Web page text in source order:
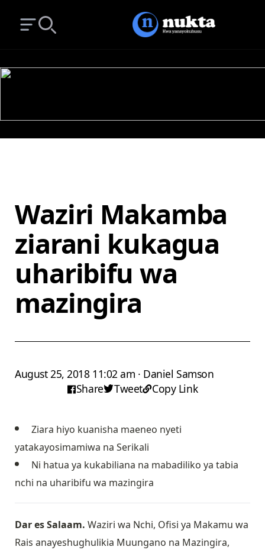
Open main menu
Waziri Makamba
ziarani kukagua
uharibifu wa
mazingira
August 25, 2018 11:02 am · Daniel Samson
Share
Tweet Copy Link
Ziara hiyo kuanisha maeneo nyeti
yatakayosimamiwa na Serikali
Ni hatua ya kukabiliana na mabadiliko ya tabia
nchi na uharibifu wa mazingira
Dar es Salaam. Waziri wa Nchi, Ofisi ya Makamu wa
Rais anayeshughulikia Muungano na Mazingira,